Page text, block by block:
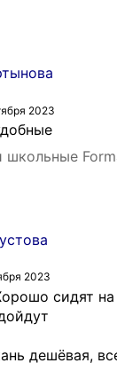
2023
2023
сидят
дешёвая,